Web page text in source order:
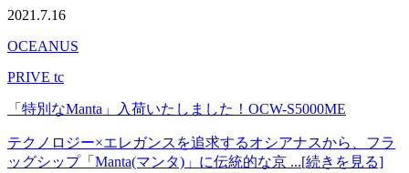
2021.7.16
OCEANUS
PRIVE tc
「特別なManta」入荷いたしました！OCW-S5000ME
テクノロジー×エレガンスを追求するオシアナスから、フラ
ッグシップ「Manta(マンタ)」に伝統的な京 ...[続きを見る]